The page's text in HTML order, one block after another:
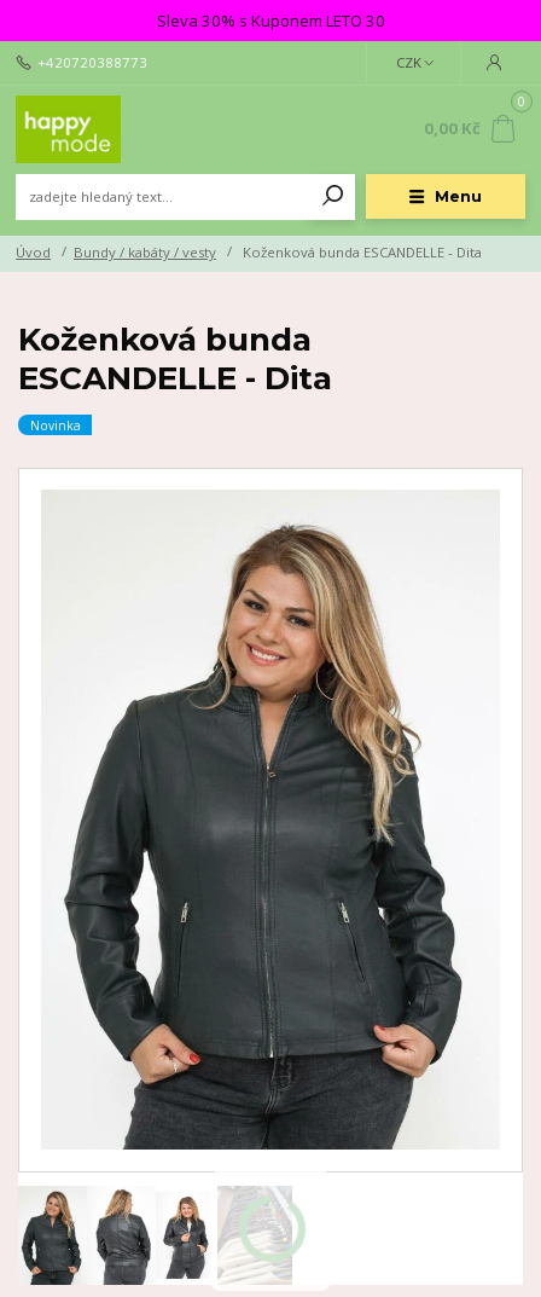
Sleva 30% s Kuponem LETO 30
Menu
CZK
+420720388773
0
0,00 Kč
Úvod Bundy / kabáty / vesty Koženková bunda ESCANDELLE - Dita
Koženková bunda
ESCANDELLE - Dita
Novinka